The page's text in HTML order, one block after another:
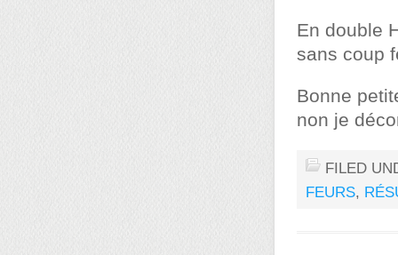
En double
sans coup
Bonne
non je
FILED
FEURS,